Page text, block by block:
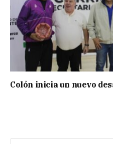
Colón inicia un nuevo